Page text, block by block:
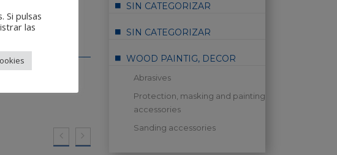
SIN CATEGORIZAR
SIN CATEGORIZAR
WOOD PAINTIG, DECOR
Abrasives
Protection, masking and painting
accessories
Sanding accessories
Si pulsas
las